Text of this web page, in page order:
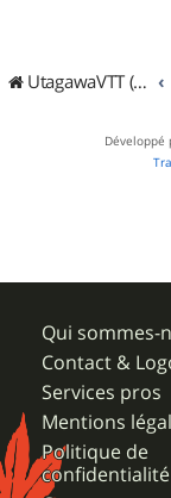
UtagawaVTT (Randos VTT et VTTAE avec traces GPS)
Développé
Qui sommes-
Contact &
Services pros
Mentions
Politique de
confidentialité